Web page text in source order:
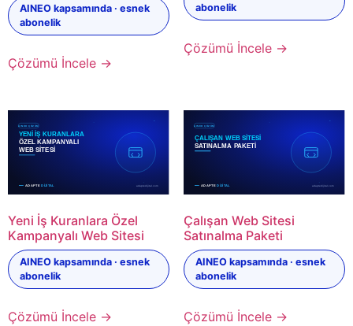
AINEO kapsamında · esnek
abonelik
Çözümü İncele →
abonelik
Çözümü İncele →
Yeni İş Kuranlara Özel
Kampanyalı Web Sitesi
AINEO kapsamında · esnek
abonelik
Çözümü İncele →
Çalışan Web Sitesi
Satınalma Paketi
AINEO kapsamında · esnek
abonelik
Çözümü İncele →